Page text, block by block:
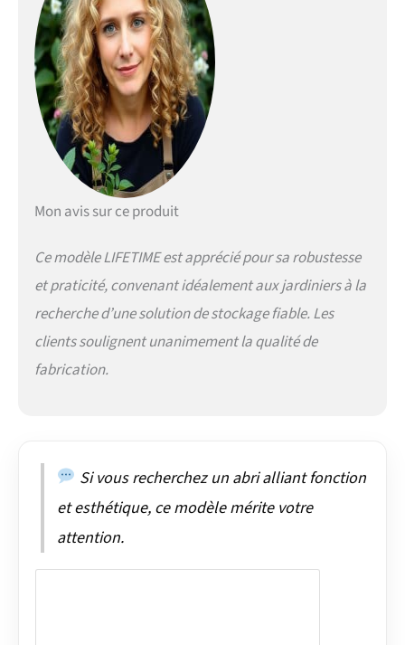
Mon avis sur ce produit
Ce modèle LIFETIME est apprécié pour sa robustesse
et praticité, convenant idéalement aux jardiniers à la
recherche d’une solution de stockage fiable. Les
clients soulignent unanimement la qualité de
fabrication.
Si vous recherchez un abri alliant fonction
et esthétique, ce modèle mérite votre
attention.